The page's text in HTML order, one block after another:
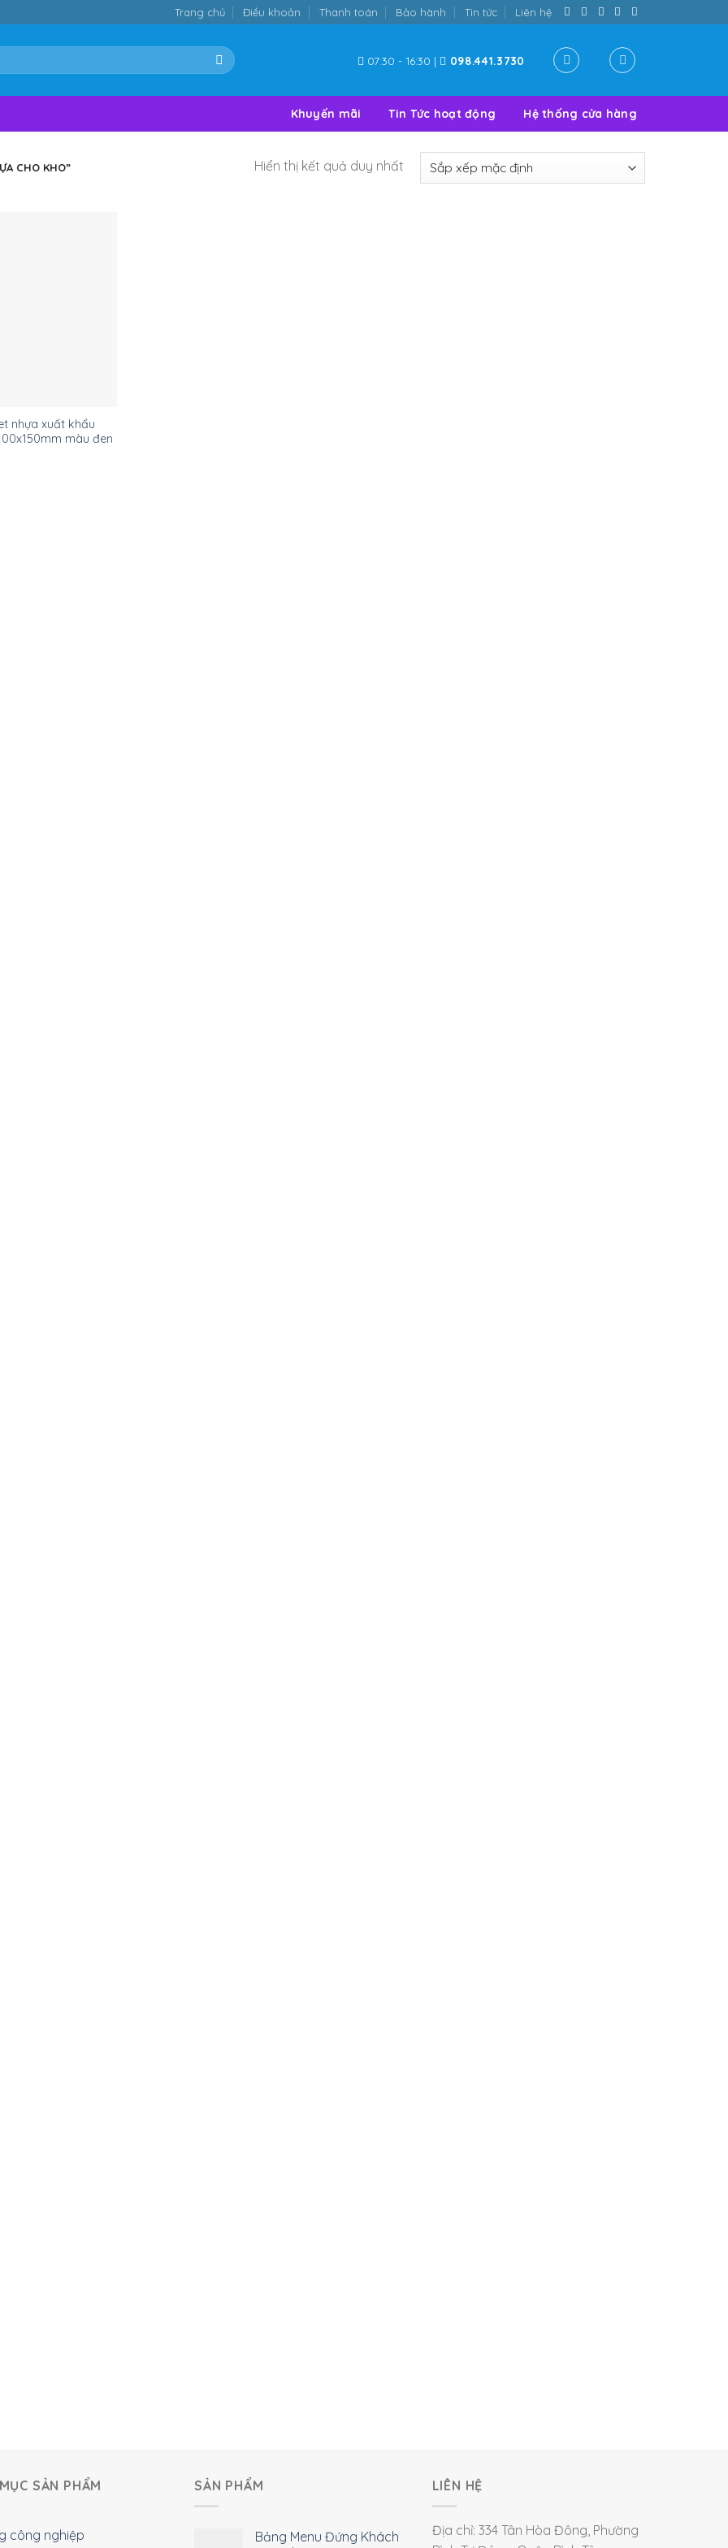
Trang chủ Điều khoản Thanh toán Bảo hành Tin tức Liên hệ
07:30 - 16:30 | 098.441.3730
Khuyến mãi Tin Tức hoạt động Hệ thống cửa hàng
CHO KHO” Hiển thị kết quả duy nhất
nhựa xuất khẩu
màu đen
SẢN PHẨM
công nghiệp
SẢN PHẨM
Bảng Menu Đứng Khách
LIÊN HỆ
Địa chỉ: 334 Tân Hòa Đông, Phường